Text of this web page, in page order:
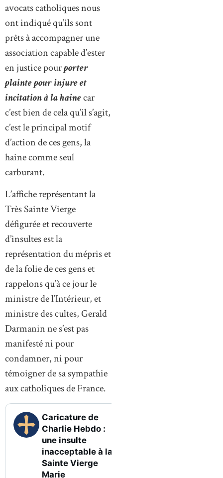
avocats catholiques nous
ont indiqué qu’ils sont
prêts à accompagner une
association capable d’ester
en justice pourporter
plainte pour injure et
incitation à la hainecar
c’est bien de cela qu’il s’agit,
c’est le principal motif
d’action de ces gens, la
haine comme seul
carburant.
L’affiche représentant la
Très Sainte Vierge
défigurée et recouverte
d’insultes est la
représentation du mépris et
de la folie de ces gens et
rappelons qu’à ce jour le
ministre de l’Intérieur, et
ministre des cultes, Gerald
Darmanin ne s’est pas
manifesté ni pour
condamner, ni pour
témoigner de sa sympathie
aux catholiques de France.